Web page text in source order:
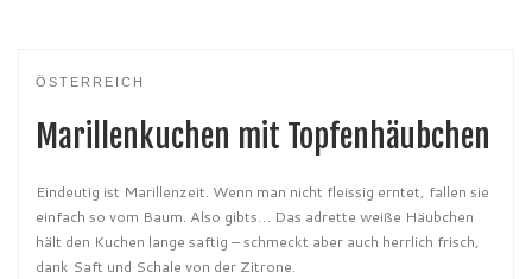
ÖSTERREICH
Marillenkuchen mit Topfenhäubchen
Eindeutig ist Marillenzeit. Wenn man nicht fleissig erntet, fallen sie
einfach so vom Baum. Also gibts… Das adrette weiße Häubchen
hält den Kuchen lange saftig – schmeckt aber auch herrlich frisch,
dank Saft und Schale von der Zitrone.